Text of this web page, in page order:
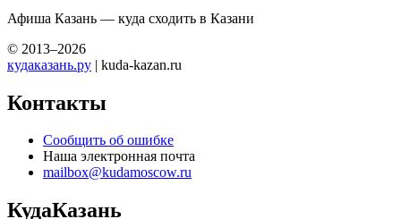
Афиша Казань — куда сходить в Казани
© 2013–2026
кудаказань.ру | kuda-kazan.ru
Контакты
Сообщить об ошибке
Наша электронная почта
mailbox@kudamoscow.ru
КудаКазань